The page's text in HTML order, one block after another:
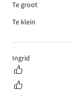
5
Ingrid
Te groot
Te klein